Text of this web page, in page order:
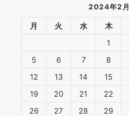
2024年2月
月 火 水 木
1
5
6 7 8
12
13 14 15
19
20 21 22
26
27 28 29